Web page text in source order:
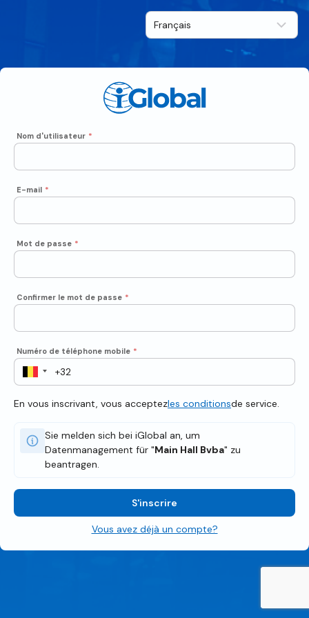
Nom d'utilisateur *
E-mail *
Mot de passe *
Confirmer le mot de passe *
Numéro de téléphone mobile *
En vous inscrivant, vous acceptezles conditionsde service.
Sie melden sich bei iGlobal an, um
Datenmanagement für "Main Hall Bvba" zu
beantragen.
S'inscrire
Vous avez déjà un compte?